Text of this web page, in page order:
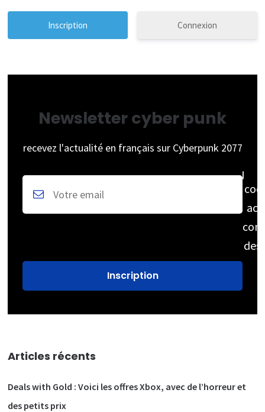
Connexion
Newsletter cyber punk
recevez l'actualité en français sur Cyberpunk 2077
des
Articles récents
Deals with Gold : Voici les offres Xbox, avec de l’horreur et
des petits prix